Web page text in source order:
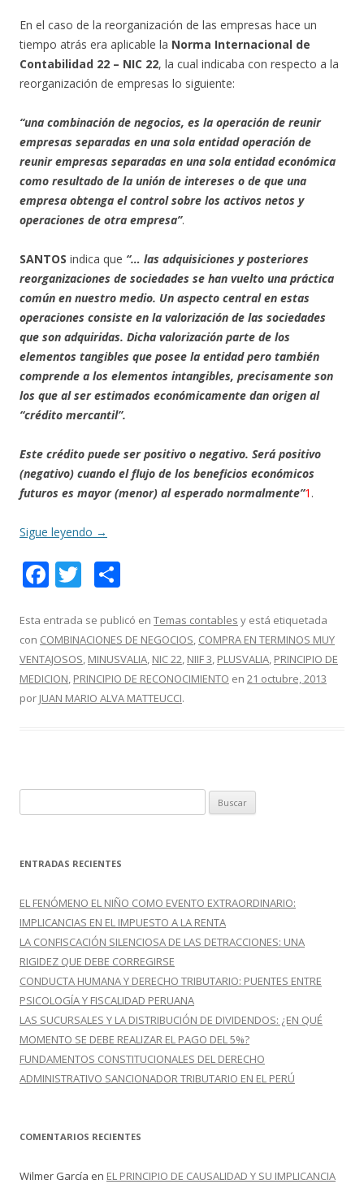
En el caso de la reorganización de las empresas hace un
tiempo atrás era aplicable la Norma Internacional de
Contabilidad 22 – NIC 22, la cual indicaba con respecto a la
reorganización de empresas lo siguiente:
“una combinación de negocios, es la operación de reunir
empresas separadas en una sola entidad operación de
reunir empresas separadas en una sola entidad económica
como resultado de la unión de intereses o de que una
empresa obtenga el control sobre los activos netos y
operaciones de otra empresa”.
SANTOS indica que “… las adquisiciones y posteriores
reorganizaciones de sociedades se han vuelto una práctica
común en nuestro medio. Un aspecto central en estas
operaciones consiste en la valorización de las sociedades
que son adquiridas. Dicha valorización parte de los
elementos tangibles que posee la entidad pero también
comprende a los elementos intangibles, precisamente son
los que al ser estimados económicamente dan origen al
“crédito mercantil”.
Este crédito puede ser positivo o negativo. Será positivo
(negativo) cuando el flujo de los beneficios económicos
futuros es mayor (menor) al esperado normalmente”1 .
Sigue leyendo →
F
e
b
o
o
T
itt
er
m
p
ar
ti
Esta entrada se publicó en Temas contables y está etiquetada
con COMBINACIONES DE NEGOCIOS, COMPRA EN TERMINOS MUY
VENTAJOSOS, MINUSVALIA, NIC 22, NIIF 3, PLUSVALIA, PRINCIPIO DE
MEDICION, PRINCIPIO DE RECONOCIMIENTO en 21 octubre, 2013
por JUAN MARIO ALVA MATTEUCCI.
u
c
r
:
ENTRADAS RECIENTES
EL FENÓMENO EL NIÑO COMO EVENTO EXTRAORDINARIO:
IMPLICANCIAS EN EL IMPUESTO A LA RENTA
LA CONFISCACIÓN SILENCIOSA DE LAS DETRACCIONES: UNA
RIGIDEZ QUE DEBE CORREGIRSE
CONDUCTA HUMANA Y DERECHO TRIBUTARIO: PUENTES ENTRE
PSICOLOGÍA Y FISCALIDAD PERUANA
LAS SUCURSALES Y LA DISTRIBUCIÓN DE DIVIDENDOS: ¿EN QUÉ
MOMENTO SE DEBE REALIZAR EL PAGO DEL 5%?
FUNDAMENTOS CONSTITUCIONALES DEL DERECHO
ADMINISTRATIVO SANCIONADOR TRIBUTARIO EN EL PERÚ
COMENTARIOS RECIENTES
Wilmer García en EL PRINCIPIO DE CAUSALIDAD Y SU IMPLICANCIA